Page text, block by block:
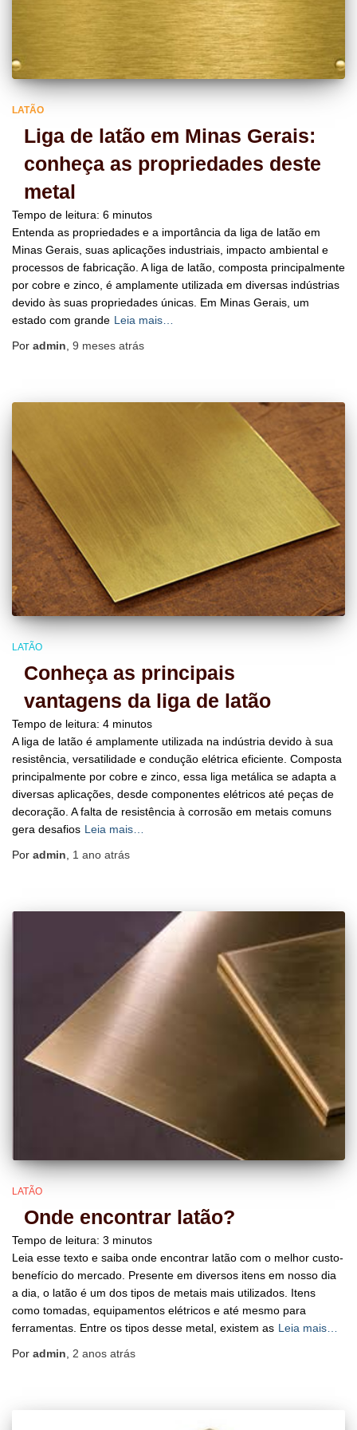
LATÃO
Liga de latão em Minas Gerais:
conheça as propriedades deste
metal
Tempo de leitura: 6 minutos
Entenda as propriedades e a importância da liga de latão em
Minas Gerais, suas aplicações industriais, impacto ambiental e
processos de fabricação. A liga de latão, composta principalmente
por cobre e zinco, é amplamente utilizada em diversas indústrias
devido às suas propriedades únicas. Em Minas Gerais, um
estado com grande Leia mais…
Por admin 9 meses atrás
LATÃO
Conheça as principais
vantagens da liga de latão
Tempo de leitura: 4 minutos
A liga de latão é amplamente utilizada na indústria devido à sua
resistência, versatilidade e condução elétrica eficiente. Composta
principalmente por cobre e zinco, essa liga metálica se adapta a
diversas aplicações, desde componentes elétricos até peças de
decoração. A falta de resistência à corrosão em metais comuns
gera desafios Leia mais…
Por admin, 1 ano atrás
LATÃO
Onde encontrar latão?
Tempo de leitura: 3 minutos
Leia esse texto e saiba onde encontrar latão com o melhor custo-
benefício do mercado. Presente em diversos itens em nosso dia
a dia, o latão é um dos tipos de metais mais utilizados. Itens
como tomadas, equipamentos elétricos e até mesmo para
ferramentas. Entre os tipos desse metal, existem as Leia mais…
Por admin, 2 anos atrás